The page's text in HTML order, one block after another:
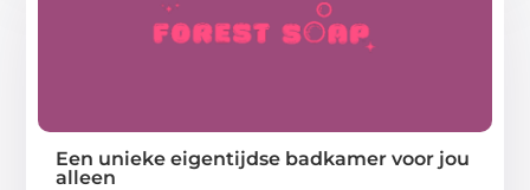
Een unieke eigentijdse badkamer voor jou
alleen